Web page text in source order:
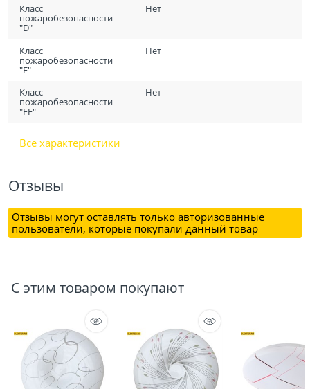
Класс
пожаробезопасности
"D"
Нет
Класс
пожаробезопасности
"F"
Нет
Класс
пожаробезопасности
"FF"
Нет
Все характеристики
Отзывы
Отзывы могут оставлять только авторизованные
пользователи, которые покупали данный товар
С этим товаром покупают